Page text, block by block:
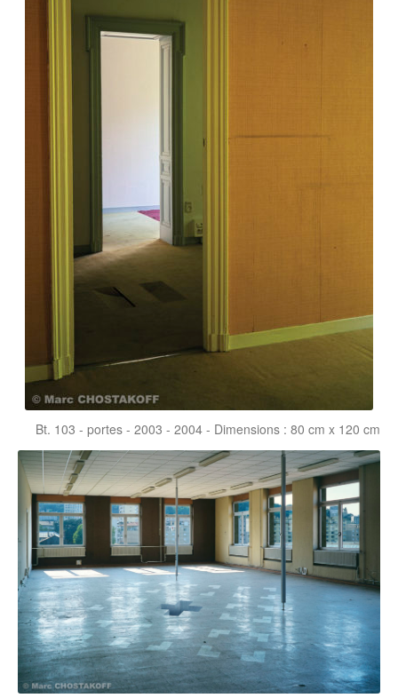
Bt. 103 - portes - 2003 - 2004 - Dimensions : 80 cm x 120 cm